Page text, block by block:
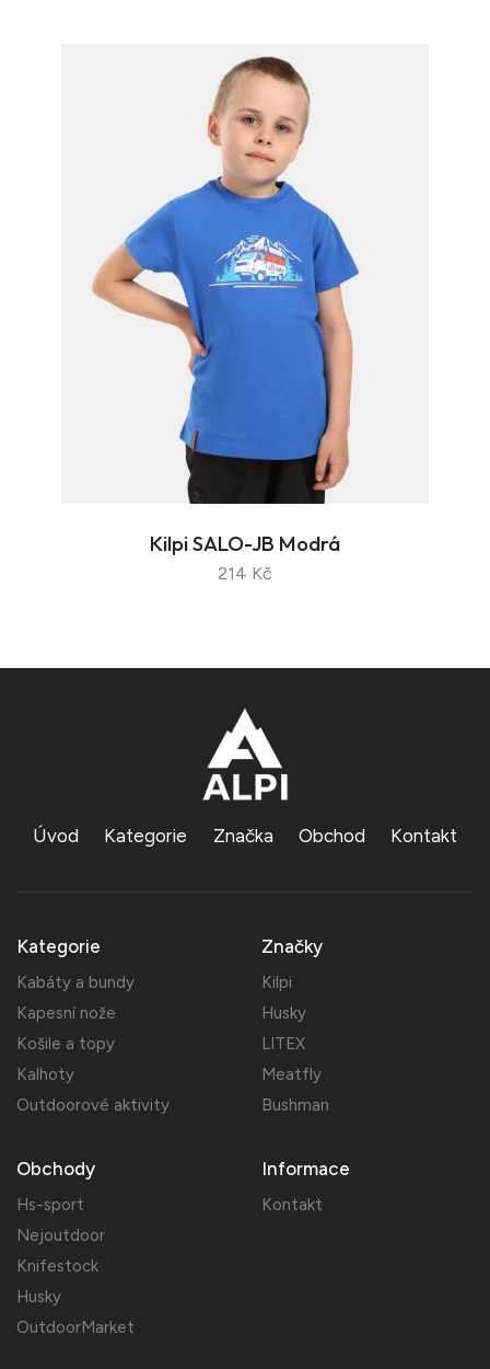
Kilpi SALO-JB Modrá
214 Kč
Úvod Kategorie Značka Obchod Kontakt
Kategorie
Kabáty a bundy
Kapesní nože
Košile a topy
Kalhoty
Outdoorové aktivity
Značky
Kilpi
Husky
LITEX
Meatfly
Bushman
Obchody
Hs-sport
Nejoutdoor
Knifestock
Husky
OutdoorMarket
Informace
Kontakt